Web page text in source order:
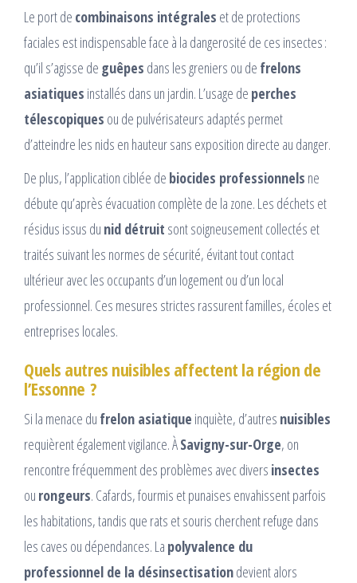
Le port de combinaisons intégrales et de protections
faciales est indispensable face à la dangerosité de ces insectes :
qu’il s’agisse de guêpes dans les greniers ou de frelons
asiatiques installés dans un jardin. L’usage de perches
télescopiques ou de pulvérisateurs adaptés permet
d’atteindre les nids en hauteur sans exposition directe au danger.
De plus, l’application ciblée de biocides professionnels ne
débute qu’après évacuation complète de la zone. Les déchets et
résidus issus du nid détruit sont soigneusement collectés et
traités suivant les normes de sécurité, évitant tout contact
ultérieur avec les occupants d’un logement ou d’un local
professionnel. Ces mesures strictes rassurent familles, écoles et
entreprises locales.
Quels autres nuisibles affectent la région de
l’Essonne ?
Si la menace du frelon asiatique inquiète, d’autres nuisibles
requièrent également vigilance. ÀSavigny-sur-Orge, on
rencontre fréquemment des problèmes avec divers insectes
ou rongeurs. Cafards, fourmis et punaises envahissent parfois
les habitations, tandis que rats et souris cherchent refuge dans
les caves ou dépendances. La polyvalence du
professionnel de la désinsectisationdevient alors